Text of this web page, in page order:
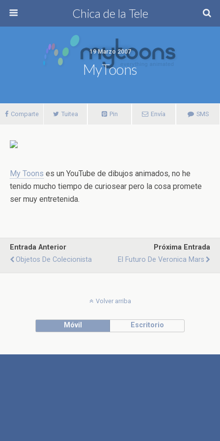
Chica de la Tele
19 Marzo 2007
MyToons
Comparte Tuitea Pin Envía SMS
My Toons es un YouTube de dibujos animados, no he
tenido mucho tiempo de curiosear pero la cosa promete
ser muy entretenida.
Entrada Anterior
Objetos De Colecionista
Próxima Entrada
El Futuro De Veronica Mars
Volver arriba
Móvil Escritorio